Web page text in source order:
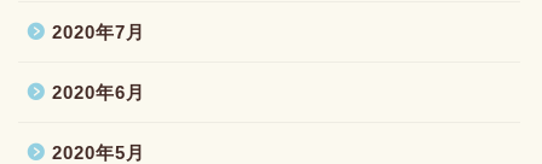
2020年7月
2020年6月
2020年5月